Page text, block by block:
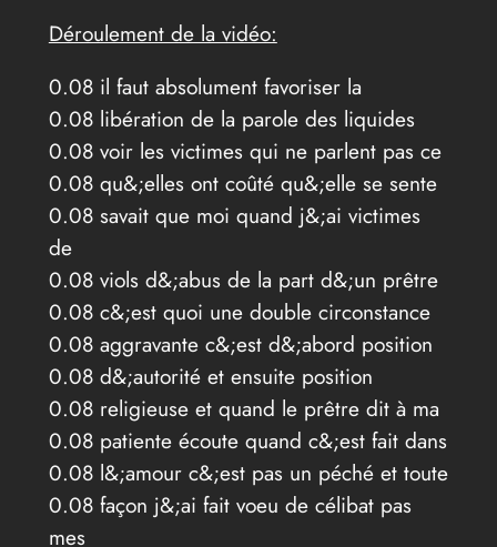
Déroulement de la vidéo:
0.08 il faut absolument favoriser la
0.08 libération de la parole des liquides
0.08 voir les victimes qui ne parlent pas ce
0.08 qu&;elles ont coûté qu&;elle se sente
0.08 savait que moi quand j&;ai victimes
de
0.08 viols d&;abus de la part d&;un prêtre
0.08 c&;est quoi une double circonstance
0.08 aggravante c&;est d&;abord position
0.08 d&;autorité et ensuite position
0.08 religieuse et quand le prêtre dit à ma
0.08 patiente écoute quand c&;est fait dans
0.08 l&;amour c&;est pas un péché et toute
0.08 façon j&;ai fait voeu de célibat pas
mes